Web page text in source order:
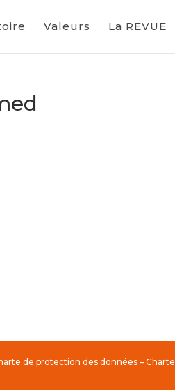
Valeurs La REVUE
de protection des données –Charte